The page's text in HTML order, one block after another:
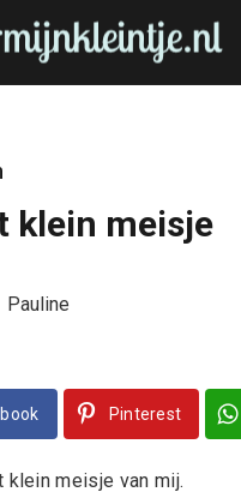
klein meisje
Pauline
Pinterest
klein meisje van mij.